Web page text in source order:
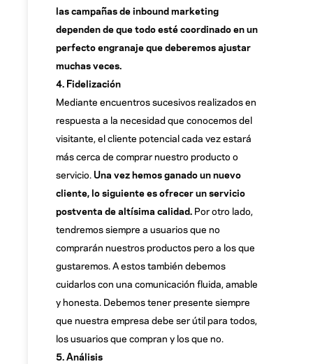
las campañas de inbound marketing
dependen de que todo esté coordinado en un
perfecto engranaje que deberemos ajustar
muchas veces.
4. Fidelización
Mediante encuentros sucesivos realizados en
respuesta a la necesidad que conocemos del
visitante, el cliente potencial cada vez estará
más cerca de comprar nuestro producto o
servicio.Una vez hemos ganado un nuevo
cliente, lo siguiente es ofrecer un servicio
postventa de altísima calidad. Por otro lado,
tendremos siempre a usuarios que no
comprarán nuestros productos pero a los que
gustaremos. A estos también debemos
cuidarlos con una comunicación fluida, amable
y honesta. Debemos tener presente siempre
que nuestra empresa debe ser útil para todos,
los usuarios que compran y los que no.
5. Análisis